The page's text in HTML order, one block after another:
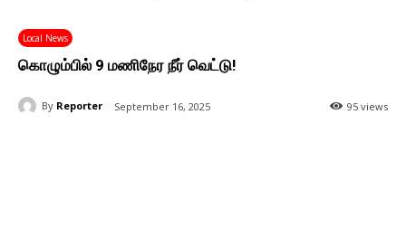
Local News
கொழும்பில் 9 மணிநேர நீர் வெட்டு!
95 views
By Reporter September 16, 2025